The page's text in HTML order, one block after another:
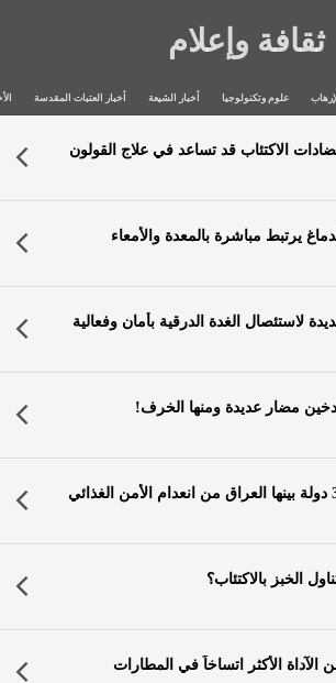
ثقافة وإعلام
علوم وتكنولوجيا أخبار الشيعة أخبار العتبات المقدسة
الاكتئاب قد تساعد في علاج القولون
يرتبط مباشرة بالمعدة والأمعاء
مضار عديدة ومنها الخرف!
الخبز بالاكتئاب؟
الأكثر اتساخاً في المطارات